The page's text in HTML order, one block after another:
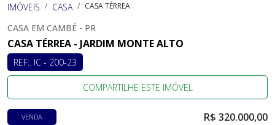
IMÓVEIS CASA CASA TÉRREA
CASA EM CAMBÉ - PR
CASA TÉRREA - JARDIM MONTE ALTO
REF:. IC - 200-23
COMPARTILHE ESTE IMÓVEL
VENDA R$ 320.000,00